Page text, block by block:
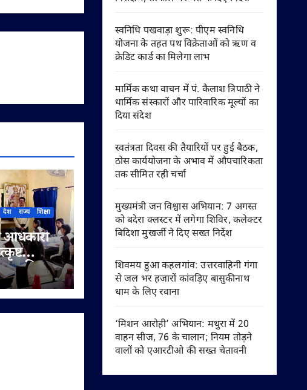
देश राज्य
शिक्षा
का किया
को
स्वनिधि पखवाड़ा शुरू: पीएम स्वनिधि
योजना के तहत पथ विक्रेताओं को ऋण व
क्रेडिट कार्ड का मिलेगा लाभ
मार्मिक कथा वाचन में पं. कैलाश त्रिपाठी ने
धार्मिक संस्कारों और पारिवारिक मूल्यों का
दिया संदेश
स्वतंत्रता दिवस की तैयारियों पर हुई बैठक,
ठोस कार्ययोजना के अभाव में औपचारिकता
तक सीमित रही चर्चा
मुख्यमंत्री जन विश्वास अभियान: 7 अगस्त
को बदेरा क्लस्टर में लगेगा शिविर, कलेक्टर
बिदिशा मुखर्जी ने दिए सख्त निर्देश
शिवमय हुआ कहलगांव: उत्तरवाहिनी गंगा
से जल भर हजारों कांवड़िए बासुकीनाथ
धाम के लिए रवाना
‘मिशन आरोही’ अभियान: मथुरा में 20
वाहन सीज, 76 के चालान; नियम तोड़ने
वालों को एआरटीओ की सख्त चेतावनी